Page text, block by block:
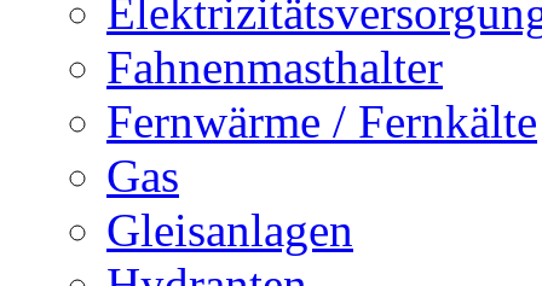
Fahnenmasthalter
Fernwärme / Fernkälte
Gas
Gleisanlagen